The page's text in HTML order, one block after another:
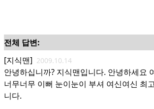
전체 답변:
[지식맨] 2009.10.14
안녕하십니까? 지식맨입니다. 안녕하세요
너무너무 이뻐 눈이눈이 부셔 여신여신 최
니다.